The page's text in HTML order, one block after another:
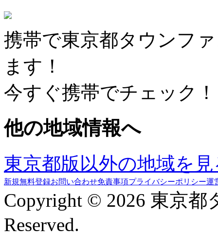
携帯で東京都タウンフ
ます！
今すぐ携帯でチェック！
他の地域情報へ
東京都版以外の地域を
新規無料登録お問い合わせ免責事項プライバシーポリシー運
Copyright © 2026 東京
Reserved.